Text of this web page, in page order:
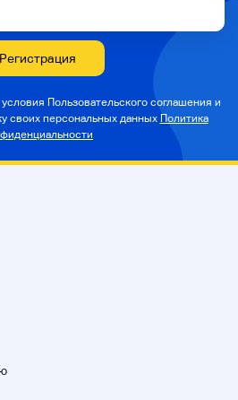
Регистрация
Пользовательского соглашения и
своих персональных данных Политика